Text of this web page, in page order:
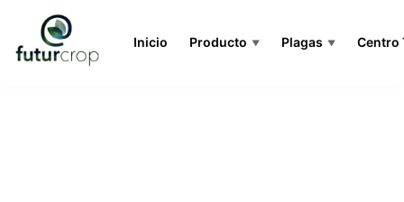
Inicio Producto ▼ Plagas ▼ Centro